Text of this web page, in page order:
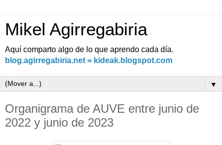
Mikel Agirregabiria
Aquí comparto algo de lo que aprendo cada día.
blog.agirregabiria.net = kideak.blogspot.com
▼
Organigrama de AUVE entre junio de
2022 y junio de 2023